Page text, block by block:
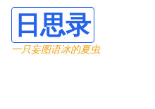
日思录
一只妄图语冰的夏虫